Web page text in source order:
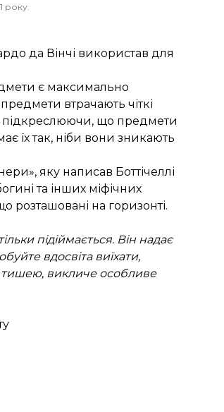
року.
да Вінчі використав для
є максимально
втрачають чіткі
підкреслюючи, що предмети
їх так, ніби вони зникають
, яку написав Боттічеллі
та інших міфічних
розташовані на горизонті.
підіймається. Він надає
вдосвіта виїхати,
тишею, викличе особливе